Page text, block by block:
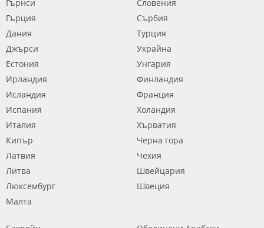
Гърнси
Гърция
Дания
Джърси
Естония
Ирландия
Исландия
Испания
Италия
Кипър
Латвия
Литва
Люксембург
Малта
Словения
Сърбия
Турция
Украйна
Унгария
Финландия
Франция
Холандия
Хърватия
Черна гора
Чехия
Швейцария
Швеция